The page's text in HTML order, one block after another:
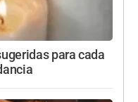
para cada